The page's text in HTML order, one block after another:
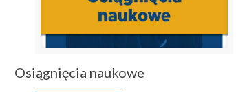
Osiągnięcia naukowe